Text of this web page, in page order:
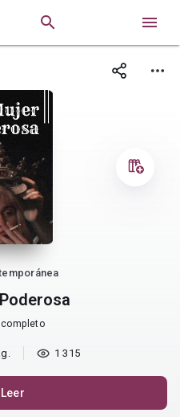
 
1 315
Leer